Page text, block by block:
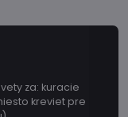
za: kuracie
kreviet pre